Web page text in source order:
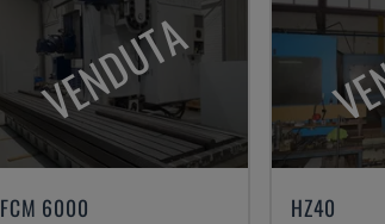
VENDUTA
FCM 6000 HZ40